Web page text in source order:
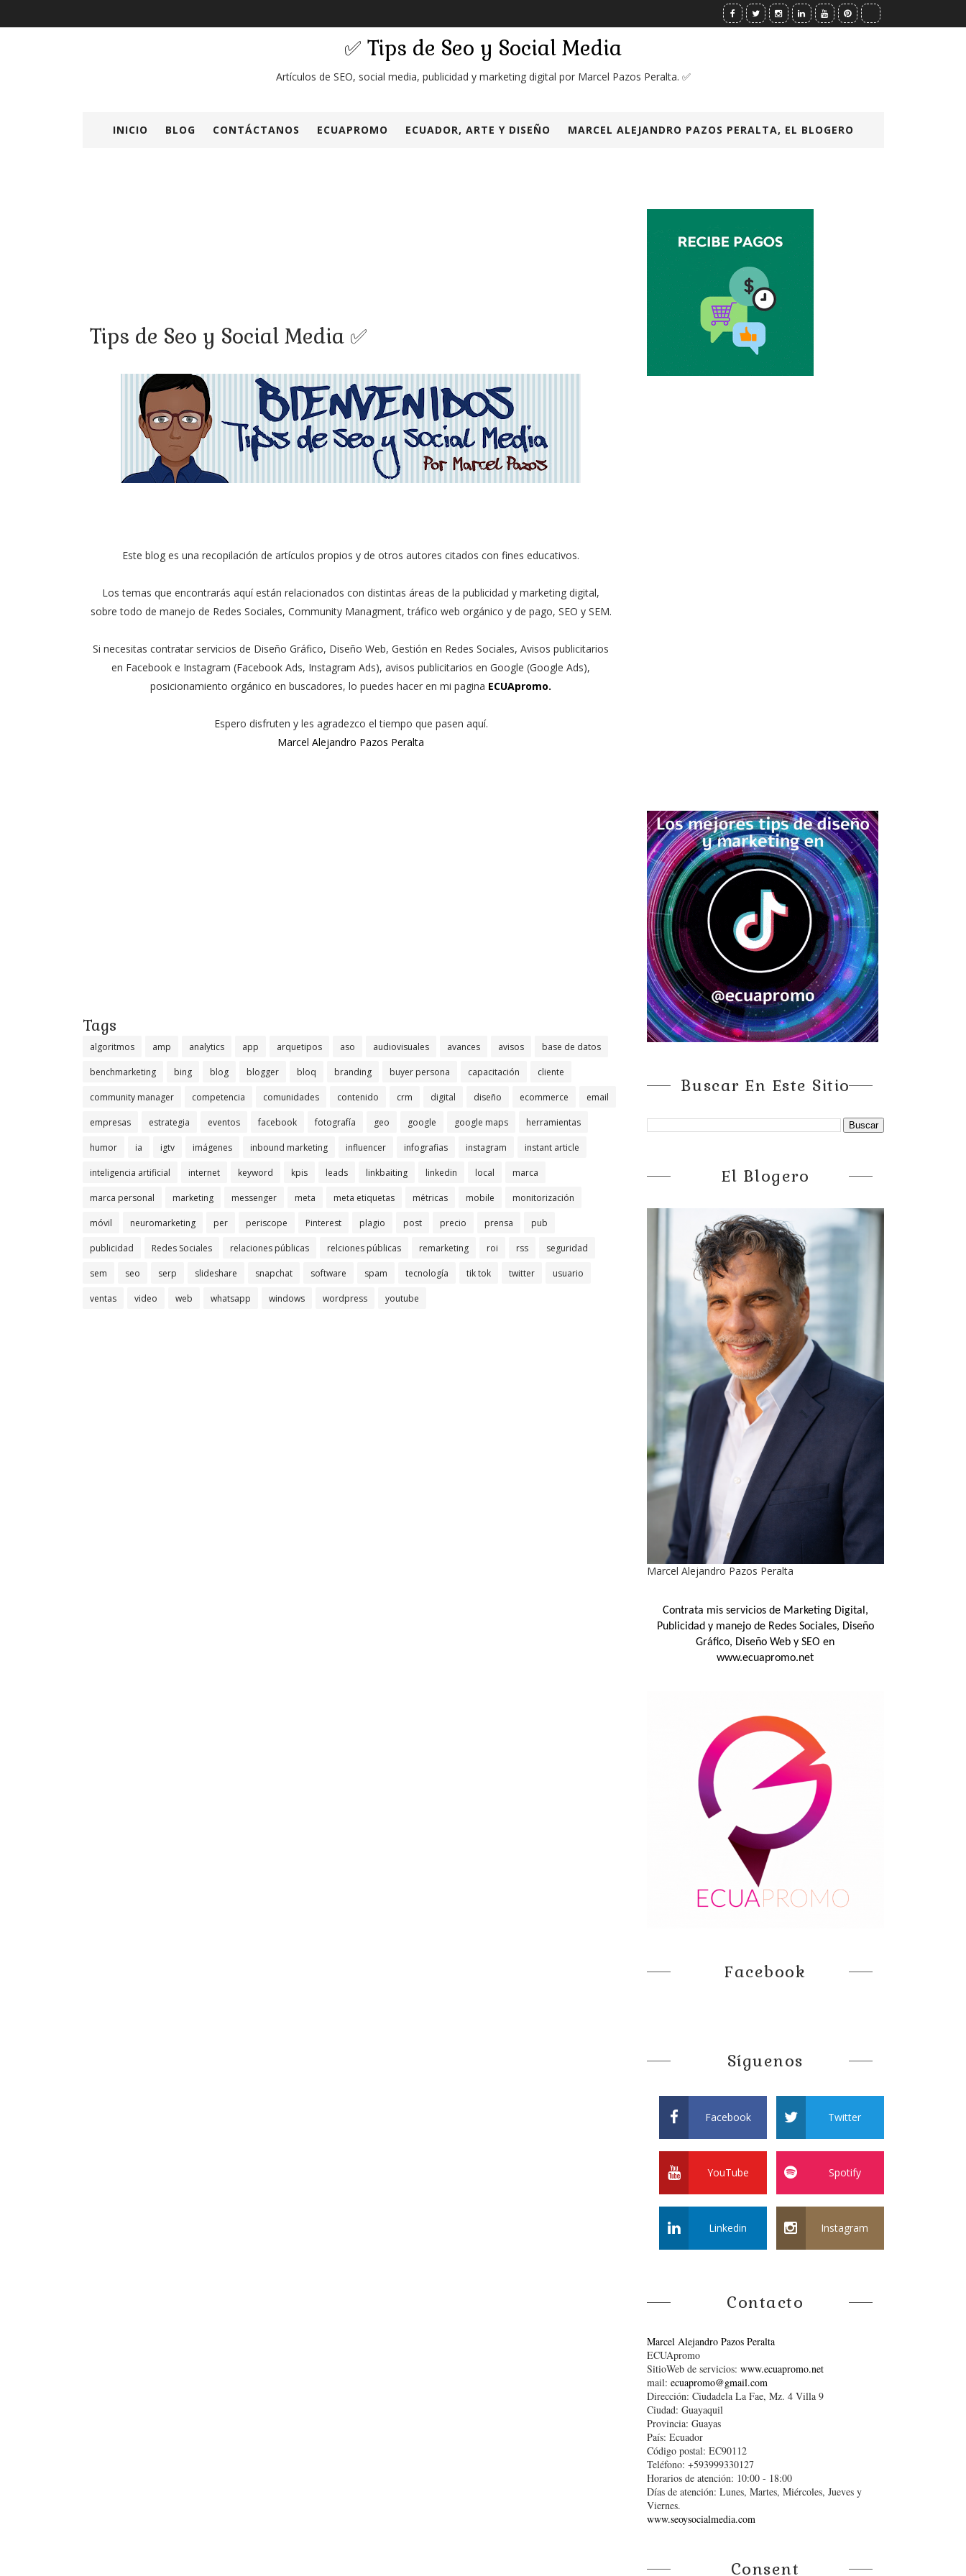
✅ Tips de Seo y Social Media
Artículos de SEO, social media, publicidad y marketing digital por Marcel Pazos Peralta. ✅
INICIO BLOG CONTÁCTANOS ECUAPROMO ECUADOR, ARTE Y DISEÑO MARCEL ALEJANDRO PAZOS PERALTA, EL BLOGERO
Tips de Seo y Social Media ✅
Este blog es una recopilación de artículos propios y de otros autores citados con fines educativos.
Los temas que encontrarás aquí están relacionados con distintas áreas de la publicidad y marketing digital,
sobre todo de manejo de Redes Sociales, Community Managment, tráfico web orgánico y de pago, SEO y SEM.
Si necesitas contratar servicios de Diseño Gráfico, Diseño Web, Gestión en Redes Sociales, Avisos publicitarios
en Facebook e Instagram (Facebook Ads, Instagram Ads), avisos publicitarios en Google (Google Ads),
posicionamiento orgánico en buscadores, lo puedes hacer en mi pagina ECUApromo.
Espero disfruten y les agradezco el tiempo que pasen aquí.
Marcel Alejandro Pazos Peralta
Tags
algoritmos amp analytics app arquetipos aso audiovisuales avances avisos base de datos
benchmarketing bing blog blogger bloq branding buyer persona capacitación cliente
community manager competencia comunidades contenido crm digital diseño ecommerce email
empresas estrategia eventos facebook fotografía geo google google maps herramientas
humor ia igtv imágenes inbound marketing influencer infografias instagram instant article
inteligencia artificial internet keyword kpis leads linkbaiting linkedin local marca
marca personal marketing messenger meta meta etiquetas métricas mobile monitorización
móvil neuromarketing per periscope Pinterest plagio post precio prensa pub
publicidad Redes Sociales relaciones públicas relciones públicas remarketing roi rss seguridad
sem seo serp slideshare snapchat software spam tecnología tik tok twitter usuario
ventas video web whatsapp windows wordpress youtube
Buscar En Este Sitio
El Blogero
Marcel Alejandro Pazos Peralta
Contrata mis servicios de Marketing Digital,
Publicidad y manejo de Redes Sociales, Diseño
Gráfico, Diseño Web y SEO en
www.ecuapromo.net
Facebook
Síguenos
Facebook Twitter
YouTube Spotify
Linkedin Instagram
Contacto
Marcel Alejandro Pazos Peralta
ECUApromo
SitioWeb de servicios: www.ecuapromo.net
mail: ecuapromo@gmail.com
Dirección: Ciudadela La Fae, Mz. 4 Villa 9
Ciudad: Guayaquil
Provincia: Guayas
País: Ecuador
Código postal: EC90112
Teléfono: +593999330127
Horarios de atención: 10:00 - 18:00
Días de atención: Lunes, Martes, Miércoles, Jueves y
Viernes.
www.seoysocialmedia.com
Consent